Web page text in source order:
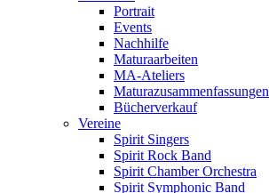
Portrait
Events
Nachhilfe
Maturaarbeiten
MA-Ateliers
Maturazusammenfassungen
Bücherverkauf
Vereine
Spirit Singers
Spirit Rock Band
Spirit Chamber Orchestra
Spirit Symphonic Band